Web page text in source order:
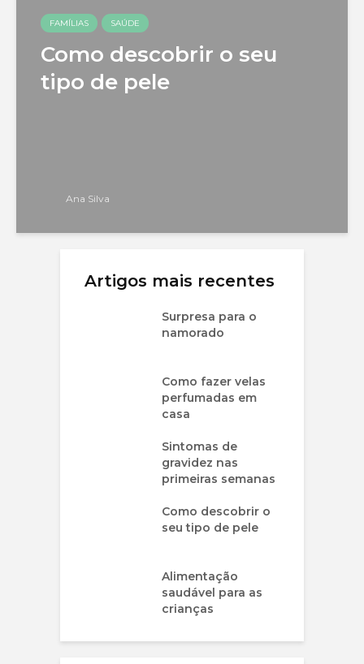
FAMÍLIAS SAÚDE
Como descobrir o seu
tipo de pele
Ana Silva
Artigos mais recentes
Surpresa para o
namorado
Como fazer velas
perfumadas em
casa
Sintomas de
gravidez nas
primeiras semanas
Como descobrir o
seu tipo de pele
Alimentação
saudável para as
crianças